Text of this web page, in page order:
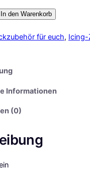
In den Warenkorb
für euch, Icing-
Informationen
(0)